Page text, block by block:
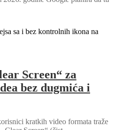
Screen“ za
bez dugmića i
kratkih video formata traže